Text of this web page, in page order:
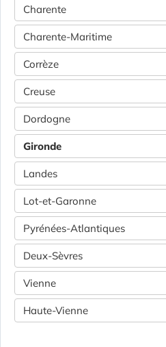
Charente
Charente-Maritime
Corrèze
Creuse
Dordogne
Gironde
Landes
Lot-et-Garonne
Pyrénées-Atlantiques
Deux-Sèvres
Vienne
Haute-Vienne